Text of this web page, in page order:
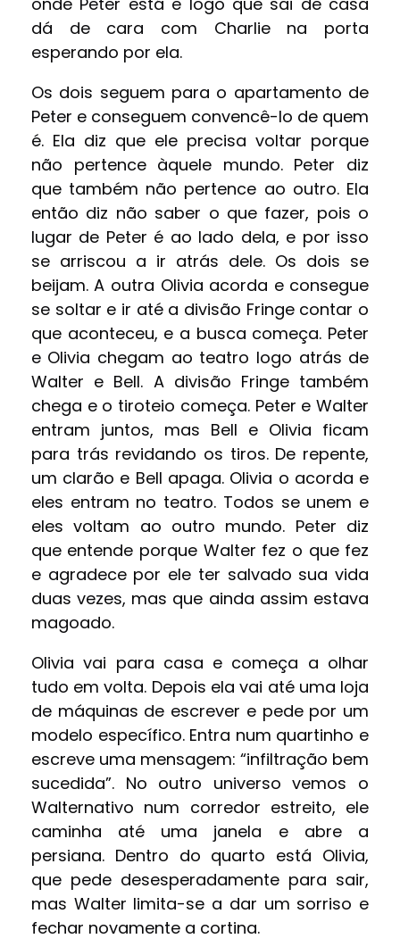
dá de cara com Charlie na porta
esperando por ela.
Os dois seguem para o apartamento de
Peter e conseguem convencê-lo de quem
é. Ela diz que ele precisa voltar porque
não pertence àquele mundo. Peter diz
que também não pertence ao outro. Ela
então diz não saber o que fazer, pois o
lugar de Peter é ao lado dela, e por isso
se arriscou a ir atrás dele. Os dois se
beijam. A outra Olivia acorda e consegue
se soltar e ir até a divisão Fringe contar o
que aconteceu, e a busca começa. Peter
e Olivia chegam ao teatro logo atrás de
Walter e Bell. A divisão Fringe também
chega e o tiroteio começa. Peter e Walter
entram juntos, mas Bell e Olivia ficam
para trás revidando os tiros. De repente,
um clarão e Bell apaga. Olivia o acorda e
eles entram no teatro. Todos se unem e
eles voltam ao outro mundo. Peter diz
que entende porque Walter fez o que fez
e agradece por ele ter salvado sua vida
duas vezes, mas que ainda assim estava
magoado.
Olivia vai para casa e começa a olhar
tudo em volta. Depois ela vai até uma loja
de máquinas de escrever e pede por um
modelo específico. Entra num quartinho e
escreve uma mensagem: “infiltração bem
sucedida”. No outro universo vemos o
Walternativo num corredor estreito, ele
caminha até uma janela e abre a
persiana. Dentro do quarto está Olivia,
que pede desesperadamente para sair,
mas Walter limita-se a dar um sorriso e
fechar novamente a cortina.